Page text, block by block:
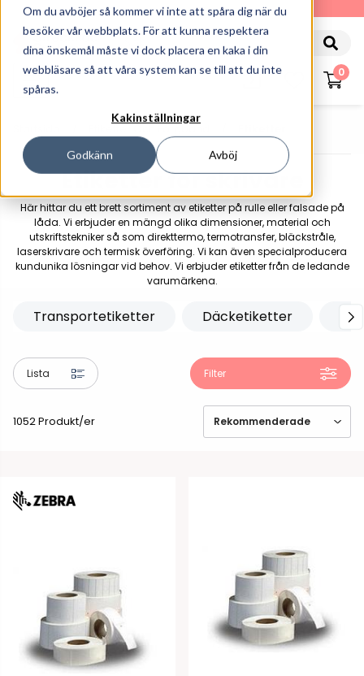
Om du avböjer så kommer vi inte att spåra dig när du
besöker vår webbplats. För att kunna respektera
dina önskemål måste vi dock placera en kaka i din
webbläsare så att våra system kan se till att du inte
spåras.
Kakinställningar
Godkänn Avböj
010-162 61 90
0
Etiketter Och Färgband
Etiketter för skrivare
Här hittar du ett brett sortiment av etiketter på rulle eller falsade på
låda. Vi erbjuder en mängd olika dimensioner, material och
utskriftstekniker så som direkttermo, termotransfer, bläckstråle,
laserskrivare och termisk överföring. Vi kan även specialproducera
kundunika lösningar vid behov. Vi erbjuder etiketter från de ledande
varumärkena.
Transportetiketter Däcketiketter
1052 Produkt/er
Lista Filter